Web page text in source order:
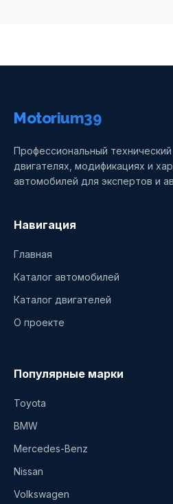
Motorium39
Профессиональный
двигателях, модификациях и
автомобилей для экспертов и
Навигация
Главная
Каталог автомобилей
Каталог двигателей
О проекте
Популярные марки
Toyota
BMW
Mercedes-Benz
Nissan
Volkswagen